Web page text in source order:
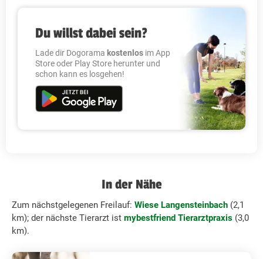
Du willst dabei sein?
Lade dir Dogorama kostenlos im App
Store oder Play Store herunter und
schon kann es losgehen!
In der Nähe
Zum nächstgelegenen Freilauf: Wiese Langensteinbach (2,1
km); der nächste Tierarzt ist mybestfriend Tierarztpraxis (3,0
km).